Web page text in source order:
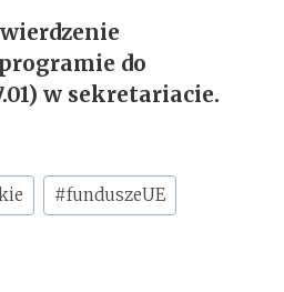
do
w sekretariacie.
#funduszeUE